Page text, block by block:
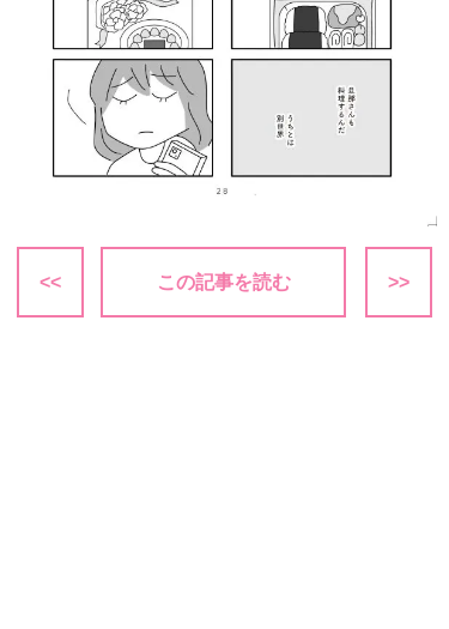
<< この記事を読む >>